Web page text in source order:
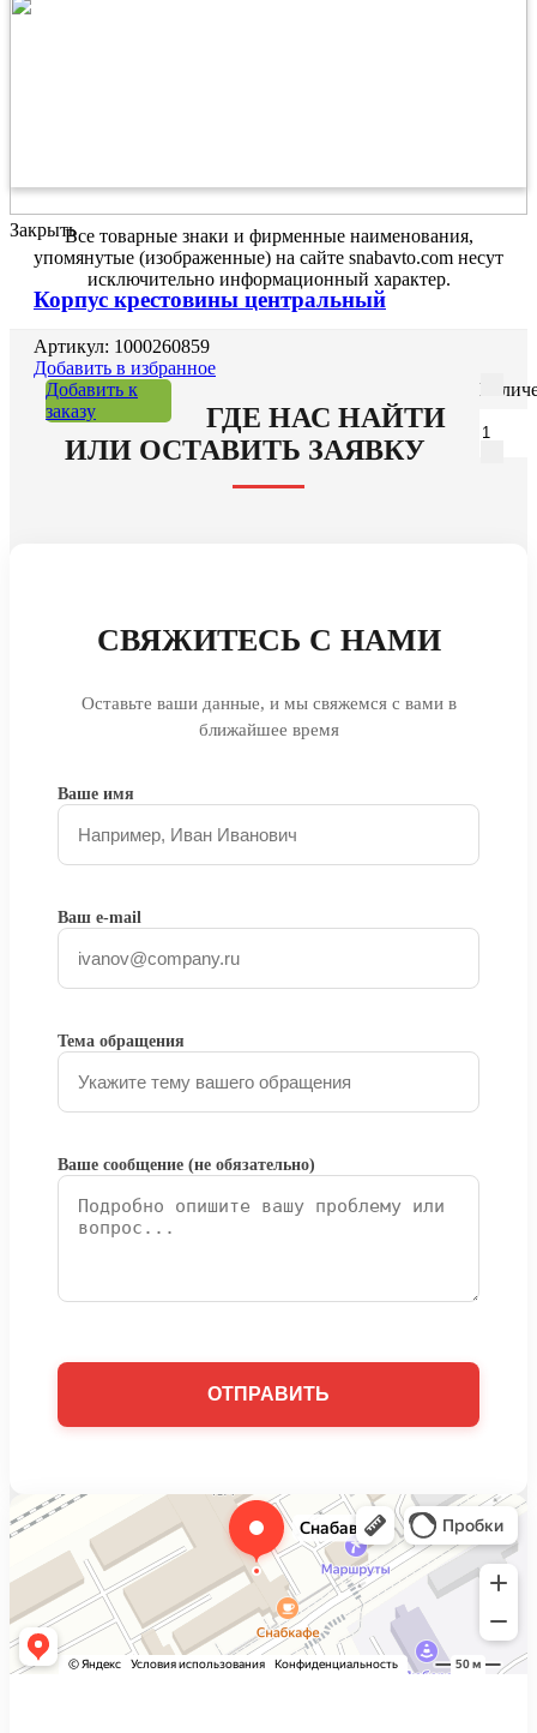
Закрыть
Корпус крестовины центральный
Артикул: 1000260859
Добавить в избранное
Добавить к
заказу
Все товарные знаки и фирменные наименования,
упомянутые (изображенные) на сайте snabavto.com несут
исключительно информационный характер.
ГДЕ НАС НАЙТИ
ИЛИ ОСТАВИТЬ ЗАЯВКУ
СВЯЖИТЕСЬ С НАМИ
Оставьте ваши данные, и мы свяжемся с вами в
ближайшее время
Ваше имя
Ваш e-mail
Тема обращения
Ваше сообщение (не обязательно)